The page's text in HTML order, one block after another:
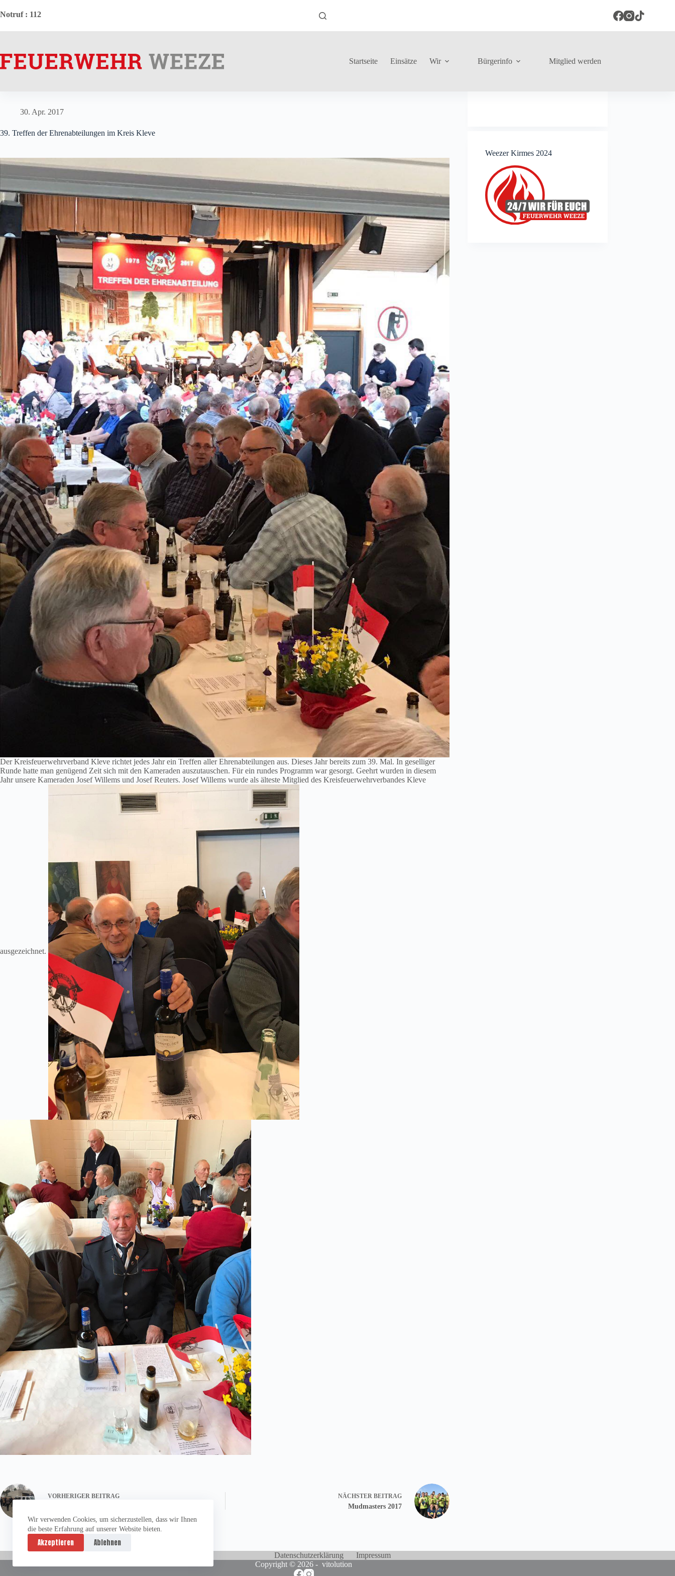
Inhalt
Wir verwenden Cookies, um sicherzustellen, dass wir Ihnen
die beste Erfahrung auf unserer Website bieten.
Akzeptieren Ablehnen
Notruf: 112
Startseite Einsätze Wir Bürgerinfo Mitglied werden
30. Apr. 2017
39. Treffen der Ehrenabteilungen im Kreis Kleve
Der Kreisfeuerwehrverband Kleve richtet jedes Jahr ein Treffen aller Ehrenabteilungen aus. Dieses Jahr bereits zum 39. Mal. In geselliger
Runde hatte man genügend Zeit sich mit den Kameraden auszutauschen. Für ein rundes Programm war gesorgt. Geehrt wurden in diesem
Jahr unsere Kameraden Josef Willems und Josef Reuters. Josef Willems wurde als älteste Mitglied des Kreisfeuerwehrverbandes Kleve
ausgezeichnet.
VORHERIGER BEITRAG NÄCHSTERBEITRAG
Mudmasters 2017
Weezer Kirmes 2024
Datenschutzerklärung
Impressum
Copyright © 2026 -vitolution